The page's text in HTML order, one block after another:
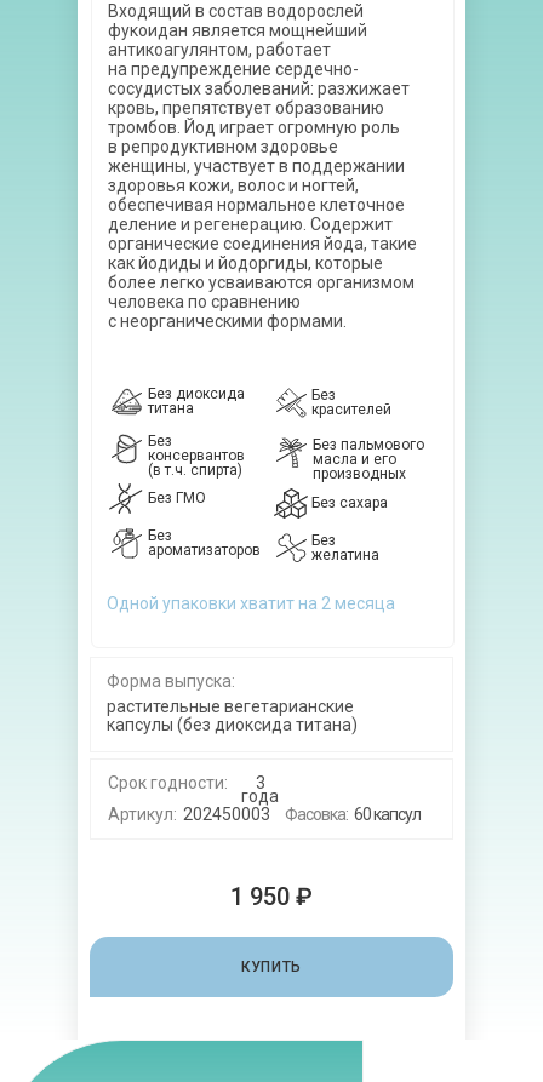
Входящий в состав водорослей
фукоидан является мощнейший
антикоагулянтом, работает
на предупреждение сердечно-
сосудистых заболеваний: разжижает
кровь, препятствует образованию
тромбов. Йод играет огромную роль
в репродуктивном здоровье
женщины, участвует в поддержании
здоровья кожи, волос и ногтей,
обеспечивая нормальное клеточное
деление и регенерацию. Содержит
органические соединения йода, такие
как йодиды и йодоргиды, которые
более легко усваиваются организмом
человека по сравнению
с неорганическими формами.
1 950 ₽
КУПИТЬ
Срок годности: 3
года
Артикул: 202450003 Фасовка: 60 капсул
Одной упаковки хватит на 2 месяца
Без диоксида
титана
Без сахара
Без ГМО
Без
консервантов
(в т.ч. спирта)
Без
ароматизаторов
Без
красителей
Без пальмового
масла и его
производных
Без
желатина
Форма выпуска:
растительные вегетарианские
капсулы (без диоксида титана)